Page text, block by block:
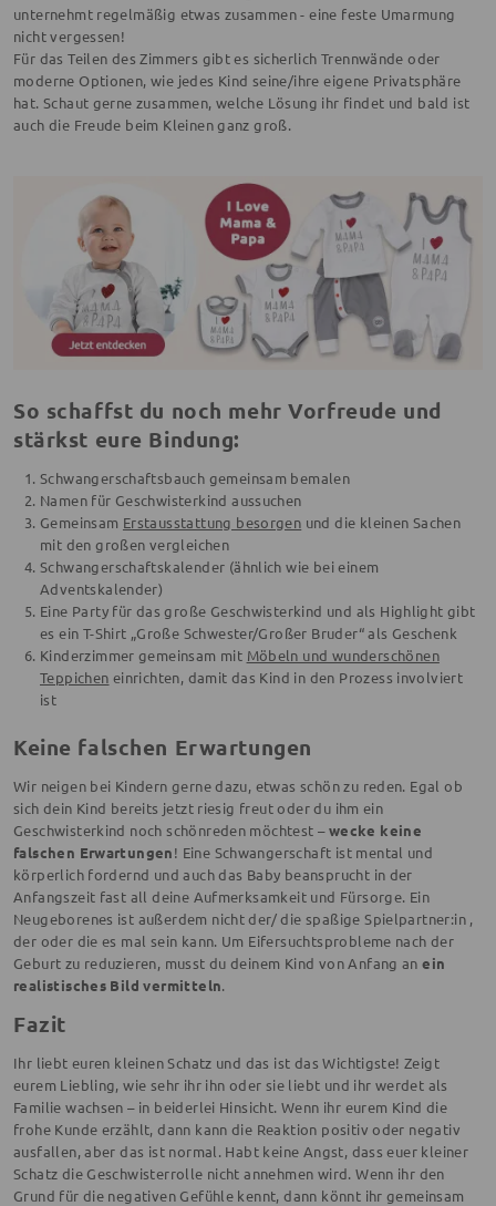
unternehmt regelmäßig etwas zusammen - eine feste Umarmung
nicht vergessen!
Für das Teilen des Zimmers gibt es sicherlich Trennwände oder
moderne Optionen, wie jedes Kind seine/ihre eigene Privatsphäre
hat. Schaut gerne zusammen, welche Lösung ihr findet und bald ist
auch die Freude beim Kleinen ganz groß.
So schaffst du noch mehr Vorfreude und
stärkst eure Bindung:
Schwangerschaftsbauch gemeinsam bemalen
Namen für Geschwisterkind aussuchen
Gemeinsam Erstausstattung besorgen und die kleinen Sachen
mit den großen vergleichen
Schwangerschaftskalender (ähnlich wie bei einem
Adventskalender)
Eine Party für das große Geschwisterkind und als Highlight gibt
es ein T-Shirt „Große Schwester/Großer Bruder“ als Geschenk
Kinderzimmer gemeinsam mit Möbeln und wunderschönen
Teppichen einrichten, damit das Kind in den Prozess involviert
ist
Keine falschen Erwartungen
Wir neigen bei Kindern gerne dazu, etwas schön zu reden. Egal ob
sich dein Kind bereits jetzt riesig freut oder du ihm ein
Geschwisterkind noch schönreden möchtest –wecke keine
falschen Erwartungen! Eine Schwangerschaft ist mental und
körperlich fordernd und auch das Baby beansprucht in der
Anfangszeit fast all deine Aufmerksamkeit und Fürsorge. Ein
Neugeborenes ist außerdem nicht der/ die spaßige Spielpartner:in ,
der oder die es mal sein kann. Um Eifersuchtsprobleme nach der
Geburt zu reduzieren, musst du deinem Kind von Anfang anein
realistisches Bild vermitteln.
Fazit
Ihr liebt euren kleinen Schatz und das ist das Wichtigste! Zeigt
eurem Liebling, wie sehr ihr ihn oder sie liebt und ihr werdet als
Familie wachsen – in beiderlei Hinsicht. Wenn ihr eurem Kind die
frohe Kunde erzählt, dann kann die Reaktion positiv oder negativ
ausfallen, aber das ist normal. Habt keine Angst, dass euer kleiner
Schatz die Geschwisterrolle nicht annehmen wird. Wenn ihr den
Grund für die negativen Gefühle kennt, dann könnt ihr gemeinsam